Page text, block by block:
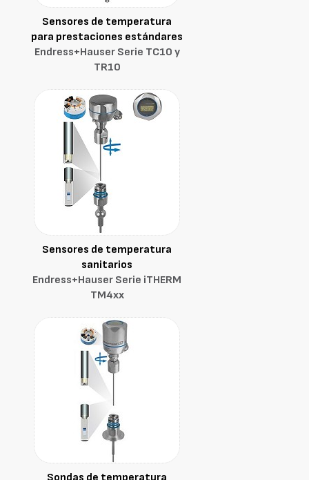
Sensores de temperatura
para prestaciones estándares
Endress+Hauser Serie TC10 y
TR10
Sensores de temperatura
sanitarios
Endress+Hauser Serie iTHERM
TM4xx